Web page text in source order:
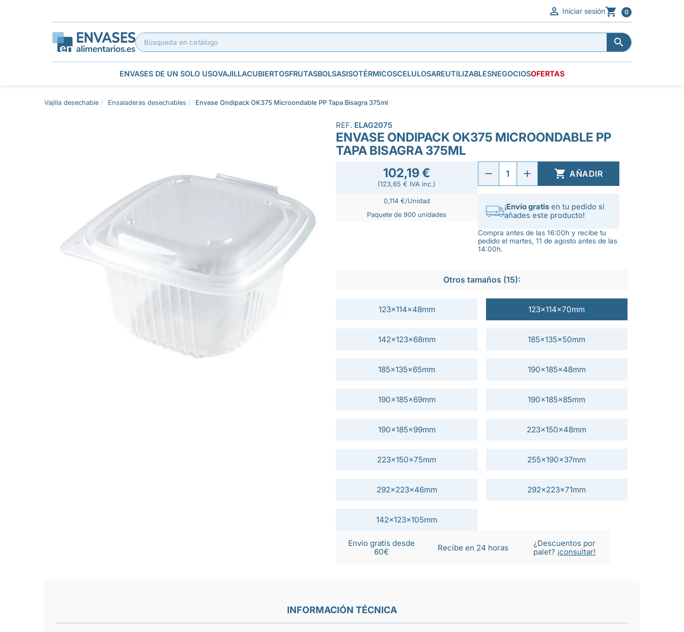
 Iniciar sesión 0


ENVASES DE UN SOLO USOVAJILLACUBIERTOSFRUTASBOLSASISOTÉRMICOSCELULOSAREUTILIZABLESNEGOCIOSOFERTAS
Vajilla desechable Ensaladeras desechables Envase Ondipack OK375 Microondable PP Tapa Bisagra 375ml
REF. ELAG2075
ENVASE ONDIPACK OK375 MICROONDABLE PP
TAPA BISAGRA 375ML
102,19 €
(123,65 € IVA inc.)
0,114 €/Unidad
Paquete de 900 unidades
 AÑADIR
¡Envío gratisen tu pedido si
añades este producto!
Compra antes de las 16:00h y recibe tu
pedido el martes, 11 de agosto antes de las
14:00h.
Otros tamaños (15):
123x114x48mm 123x114x70mm
142x123x68mm 185x135x50mm
185x135x65mm 190x185x48mm
190x185x69mm 190x185x85mm
190x185x99mm 223x150x48mm
223x150x75mm 255x190x37mm
292x223x46mm 292x223x71mm
142x123x105mm
Envío gratis desde
60€
Recibe en 24 horas
¿Descuentos por
palet? ¡consultar!
INFORMACIÓN TÉCNICA